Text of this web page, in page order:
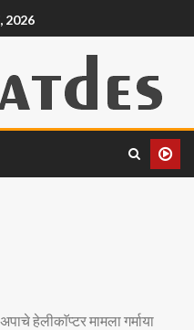
2026
हेलीकाॅप्टर मामला गर्माया